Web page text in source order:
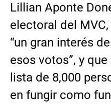
Lillian Aponte
electoral del
“un gran interés
esos votos”, y
lista de 8,000
en fungir como